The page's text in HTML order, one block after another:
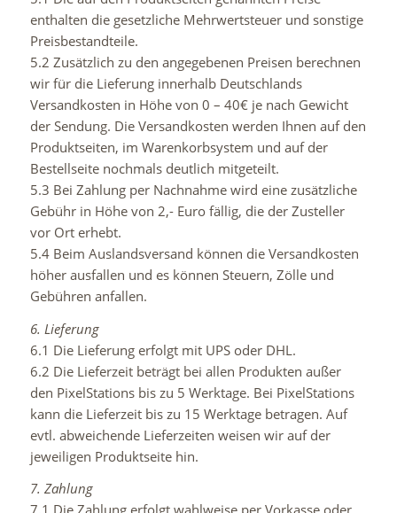
enthalten die gesetzliche Mehrwertsteuer und sonstige
Preisbestandteile.
5.2 Zusätzlich zu den angegebenen Preisen berechnen
wir für die Lieferung innerhalb Deutschlands
Versandkosten in Höhe von 0 – 40€ je nach Gewicht
der Sendung. Die Versandkosten werden Ihnen auf den
Produktseiten, im Warenkorbsystem und auf der
Bestellseite nochmals deutlich mitgeteilt.
5.3 Bei Zahlung per Nachnahme wird eine zusätzliche
Gebühr in Höhe von 2,- Euro fällig, die der Zusteller
vor Ort erhebt.
5.4 Beim Auslandsversand können die Versandkosten
höher ausfallen und es können Steuern, Zölle und
Gebühren anfallen.
6. Lieferung
6.1 Die Lieferung erfolgt mit UPS oder DHL.
6.2 Die Lieferzeit beträgt bei allen Produkten außer
den PixelStations bis zu 5 Werktage. Bei PixelStations
kann die Lieferzeit bis zu 15 Werktage betragen. Auf
evtl. abweichende Lieferzeiten weisen wir auf der
jeweiligen Produktseite hin.
7. Zahlung